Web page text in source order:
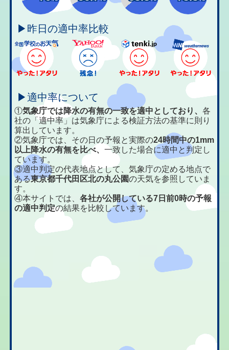
▶昨日の適中率比較
▶適中率について
①気象庁では降水の有無の一致を適中としており、各
社の「適中率」は気象庁による検証方法の基準に則り
算出しています。
②気象庁では、その日の予報と実際の24時間中の1mm
以上降水の有無を比べ、一致した場合に適中と判定し
ています。
③適中判定の代表地点として、気象庁の定める地点で
ある東京都千代田区北の丸公園の天気を参照していま
す。
④本サイトでは、各社が公開している7日前0時の予報
の適中判定の結果を比較しています。